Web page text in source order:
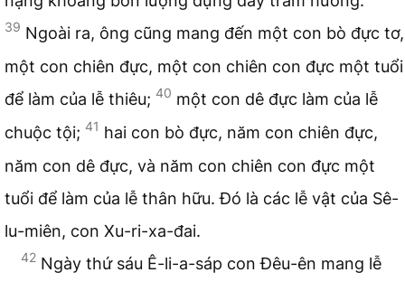
39 Ngoài ra, ông cũng mang đến một con bò đực tơ,
một con chiên đực, một con chiên con đực một tuổi
để làm của lễ thiêu; 40 một con dê đực làm của lễ
chuộc tội; 41 hai con bò đực, năm con chiên đực,
năm con dê đực, và năm con chiên con đực một
tuổi để làm của lễ thân hữu. Đó là các lễ vật của Sê-
lu-miên, con Xu-ri-xa-đai.
42 Ngày thứ sáu Ê-li-a-sáp con Đêu-ên mang lễ